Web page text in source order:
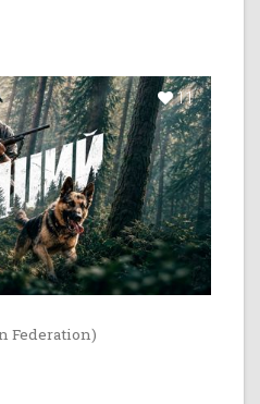
11
Federation)